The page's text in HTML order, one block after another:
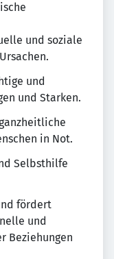
und soziale
und
und Starken.
in Not.
Selbsthilfe
fördert
und
Beziehungen